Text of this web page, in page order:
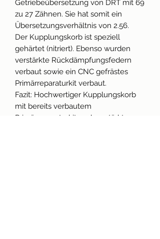
Getriebeübersetzung von DRT mit 69
zu 27 Zähnen. Sie hat somit ein
Übersetzungsverhältnis von 2.56.
Der Kupplungskorb ist speziell
gehärtet (nitriert). Ebenso wurden
verstärkte Rückdämpfungsfedern
verbaut sowie ein CNC gefrästes
Primärreparaturkit verbaut.
Fazit: Hochwertiger Kupplungskorb
mit bereits verbautem
Primärreparaturkit und verstärkten